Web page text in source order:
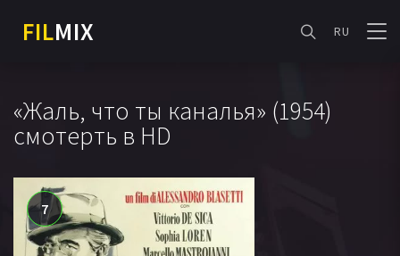
FILMIX RU
«Жаль, что ты каналья» (1954)
смотерть в HD
7